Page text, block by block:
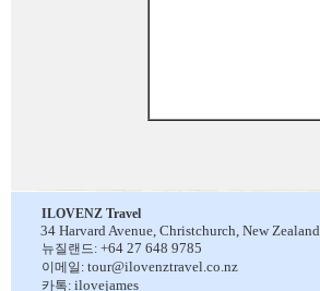
ILOVENZ Travel
34 Harvard Avenue, Christchurch, New Zealand
뉴질랜드: +64 27 648 9785
이메일: tour@ilovenztravel.co.nz
카톡: ilovejames